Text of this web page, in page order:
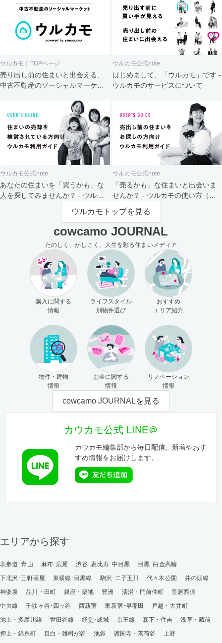
ウルカモ｜TOPページ
売り出し前の住まいと出会える、
中古不動産のソーシャルマーケッ
ウルカモ公式note
はじめまして、「ウルカモ」です -
ウルカモのサービスについて
ウルカモ公式note
あなたの住まいを「買うかも」な
人を探してみませんか？ - ウルカ
ウルカモ公式note
「売るかも」な住まいと出会いま
せんか？ - ウルカモの使い方（買
主さま向け）
ウルカモトップを見る
cowcamo JOURNAL
たのしく、かしこく、人生を彩る住まいメディア
購入に関する
情報
ライフスタイル
別物件選び
おすすめ
エリア紹介
物件・建物
情報
お金に関する
情報
リノベーション
情報
cowcamo JOURNALを見る
カウカモ公式 LINE＠
カウカモ編集部から毎日配信。新着やおす
すめ情報をお届けします。
エリアから探す
表参道･青山 麻布･広尾 渋谷･恵比寿･中目黒
目黒･白金高輪
下北沢･三軒茶屋
東横線･目黒線 駒沢･二子玉川 代々木公園
井の頭線
神楽坂
品川・田町 銀座・築地 豊洲 清澄・門前仲町
皇居西側
中央線
千駄ヶ谷･四ッ谷 西新宿 東新宿･早稲田
戸越・大井町
池上・多摩川線
世田谷線 経堂･成城 京王線 森下・住吉
浅草・蔵前
押上・錦糸町
目白・雑司が谷 池袋 護国寺・茗荷谷
上野